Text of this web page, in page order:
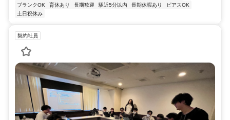
ブランクOK
育休あり 長期歓迎 駅近5分以内 長期休暇あり
ピアスOK
土日祝休み
契約社員